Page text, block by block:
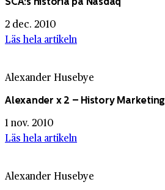
2 dec. 2010
Läs hela artikeln
Alexander Husebye
Alexander x 2 – History Marketing
1 nov. 2010
Läs hela artikeln
Alexander Husebye